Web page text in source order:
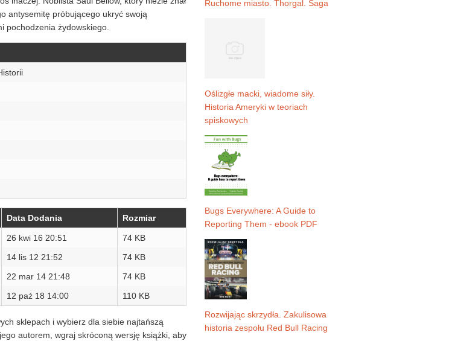
antysemitę próbującego ukryć swoją
pochodzenia żydowskiego.
Data Dodania Rozmiar
26 kwi 16 20:51
74 KB
14 lis 12 21:52
74 KB
22 mar 14 21:48
74 KB
12 paź 18 14:00 110 KB
sklepach i wybierz dla siebie najtańszą
autorem, wgraj skróconą wersję książki, aby
Ruchome miasto. Thorgal. Saga
Oślizgłe macki, wiadome siły.
Historia Ameryki w teoriach
spiskowych
Bugs Everywhere: A Guide to
Reporting Them - ebook PDF
Rozwijając skrzydła. Zakulisowa
historia zespołu Red Bull Racing